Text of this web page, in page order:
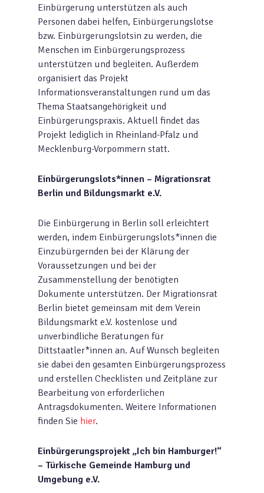
Einbürgerung unterstützen als auch
Personen dabei helfen, Einbürgerungslotse
bzw. Einbürgerungslotsin zu werden, die
Menschen im Einbürgerungsprozess
unterstützen und begleiten. Außerdem
organisiert das Projekt
Informationsveranstaltungen rund um das
Thema Staatsangehörigkeit und
Einbürgerungspraxis. Aktuell findet das
Projekt lediglich in Rheinland-Pfalz und
Mecklenburg-Vorpommern statt.
Einbürgerungslots*innen – Migrationsrat
Berlin und Bildungsmarkt e.V.
Die Einbürgerung in Berlin soll erleichtert
werden, indem Einbürgerungslots*innen die
Einzubürgernden bei der Klärung der
Voraussetzungen und bei der
Zusammenstellung der benötigten
Dokumente unterstützen. Der Migrationsrat
Berlin bietet gemeinsam mit dem Verein
Bildungsmarkt e.V. kostenlose und
unverbindliche Beratungen für
Dittstaatler*innen an. Auf Wunsch begleiten
sie dabei den gesamten Einbürgerungsprozess
und erstellen Checklisten und Zeitpläne zur
Bearbeitung von erforderlichen
Antragsdokumenten. Weitere Informationen
finden Sie hier.
Einbürgerungsprojekt „Ich bin Hamburger!“
– Türkische Gemeinde Hamburg und
Umgebung e.V.